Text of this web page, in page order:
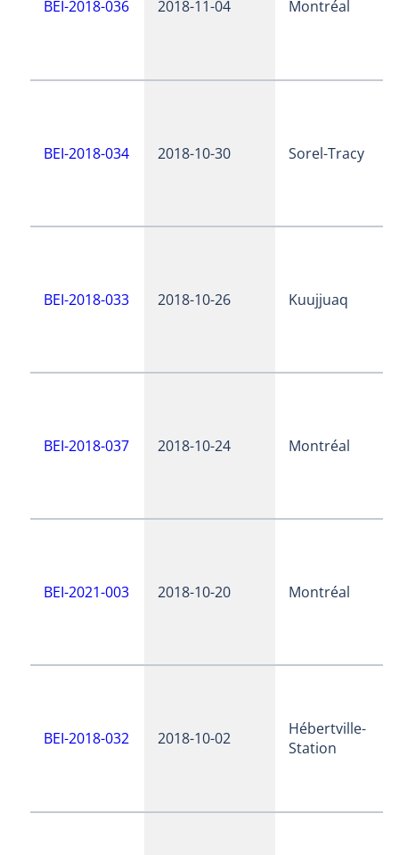
BEI-2018-036 2018-11-04 Montréal
BEI-2018-034 2018-10-30 Sorel-Tracy
BEI-2018-033 2018-10-26 Kuujjuaq
BEI-2018-037 2018-10-24 Montréal
BEI-2021-003 2018-10-20 Montréal
BEI-2018-032 2018-10-02
Hébertville-
Station